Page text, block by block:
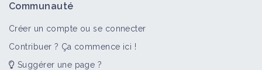
Communauté
Créer un compte ou se connecter
Contribuer ? Ça commence ici !
Suggérer une page ?